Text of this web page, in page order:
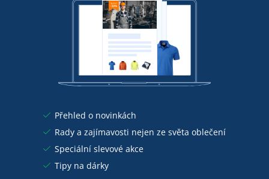
Přehled o novinkách
Rady a zajímavosti nejen ze světa oblečení
Speciální slevové akce
Tipy na dárky